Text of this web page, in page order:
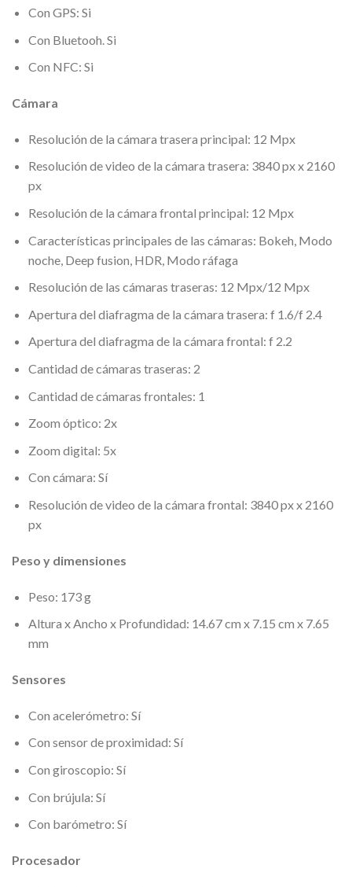
Con GPS: Si
Con Bluetooh. Si
Con NFC: Si
Cámara
Resolución de la cámara trasera principal: 12 Mpx
Resolución de video de la cámara trasera: 3840 px x 2160
px
Resolución de la cámara frontal principal: 12 Mpx
Características principales de las cámaras: Bokeh, Modo
noche, Deep fusion, HDR, Modo ráfaga
Resolución de las cámaras traseras: 12 Mpx/12 Mpx
Apertura del diafragma de la cámara trasera: f 1.6/f 2.4
Apertura del diafragma de la cámara frontal: f 2.2
Cantidad de cámaras traseras: 2
Cantidad de cámaras frontales: 1
Zoom óptico: 2x
Zoom digital: 5x
Con cámara: Sí
Resolución de video de la cámara frontal: 3840 px x 2160
px
Peso y dimensiones
Peso: 173 g
Altura x Ancho x Profundidad: 14.67 cm x 7.15 cm x 7.65
mm
Sensores
Con acelerómetro: Sí
Con sensor de proximidad: Sí
Con giroscopio: Sí
Con brújula: Sí
Con barómetro: Sí
Procesador